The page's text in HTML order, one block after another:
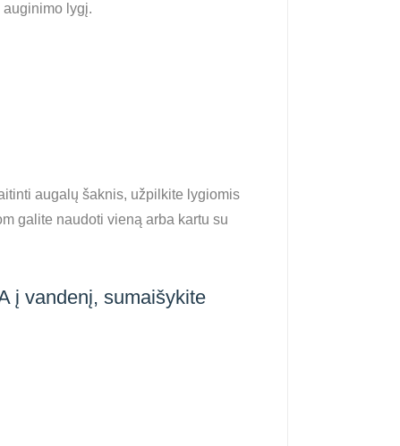
lygį.
augalų šaknis, užpilkite lygiomis
galite naudoti vieną arba kartu su
į vandenį, sumaišykite